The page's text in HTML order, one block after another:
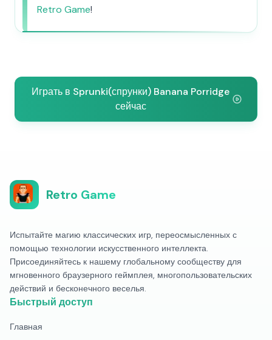
Retro Game!
Играть в Sprunki(спрунки) Banana Porridge
сейчас
Retro Game
Испытайте магию классических игр, переосмысленных с
помощью технологии искусственного интеллекта.
Присоединяйтесь к нашему глобальному сообществу для
мгновенного браузерного геймплея, многопользовательских
действий и бесконечного веселья.
Быстрый доступ
Главная